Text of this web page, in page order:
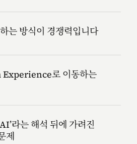
는 방식이 경쟁력입니다
로 이동하는
라는 해석 뒤에 가려진
제